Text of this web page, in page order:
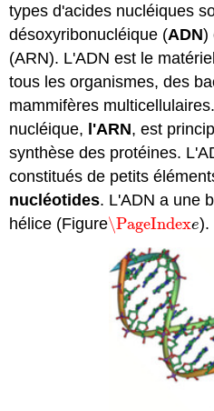
types d'acides nucléiques
désoxyribonucléique (ADN)
(ARN). L'ADN est le
tous les organismes, des
mammifères
nucléique, l'ARN, est
synthèse des protéines.
constitués de petits
nucléotides. L'ADN a une
hélice (Figure\PageIndexe
\PageIndexe).